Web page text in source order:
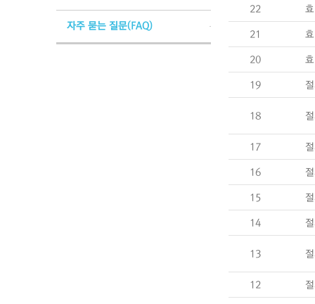
자주 묻는 질문(FAQ)
22
21
20
19
18
17
16
15
14
13
12